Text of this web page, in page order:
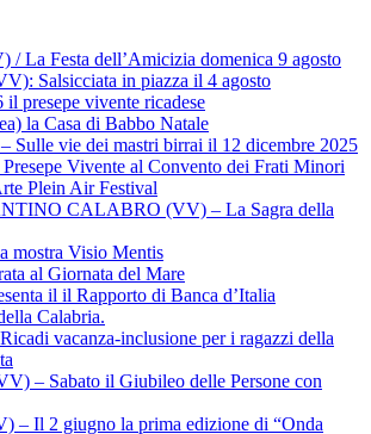
La Festa dell’Amicizia domenica 9 agosto
Salsicciata in piazza il 4 agosto
presepe vivente ricadese
la Casa di Babbo Natale
Sulle vie dei mastri birrai il 12 dicembre 2025
Vivente al Convento dei Frati Minori
Plein Air Festival
CALABRO (VV) – La Sagra della
mostra Visio Mentis
al Giornata del Mare
il il Rapporto di Banca d’Italia
Calabria.
vacanza-inclusione per i ragazzi della
– Sabato il Giubileo delle Persone con
– Il 2 giugno la prima edizione di “Onda